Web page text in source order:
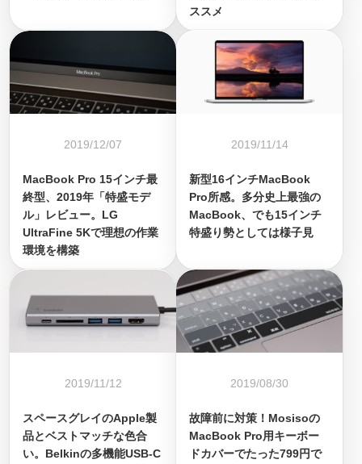
ススメ
2019/12/07
MacBook Pro 15インチ最
終型、2019年「特盛モデ
ル」レビュー。LG
UltraFine 5Kで理想の作業
環境を構築
2019/11/14
新型16インチMacBook
Pro所感。多分史上最強の
MacBook、でも15インチ
特盛り勢としては様子見
2019/11/12
スペースグレイのApple製
品とベストマッチな色合
い。Belkinの多機能USB-C
2019/08/30
故障前に対策！Mosisoの
MacBook Pro用キーボー
ドカバーでたった799円で